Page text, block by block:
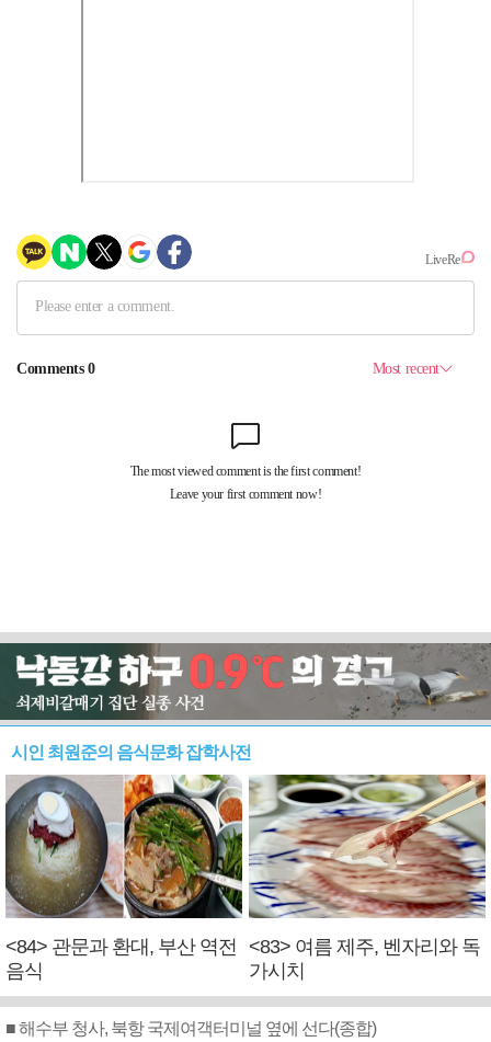
시인 최원준의 음식문화 잡학사전
<84> 관문과 환대, 부산 역전
음식
<83> 여름 제주, 벤자리와 독
가시치
■ 해수부 청사, 북항 국제여객터미널 옆에 선다(종합)